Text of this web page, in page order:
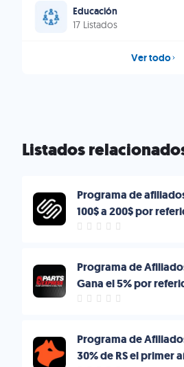
Educación
17 Listados
Ver todo
Listados
Programa de
100$ a 200$ por
Programa de
Gana el 5% por
Programa de
30% de RS el primer